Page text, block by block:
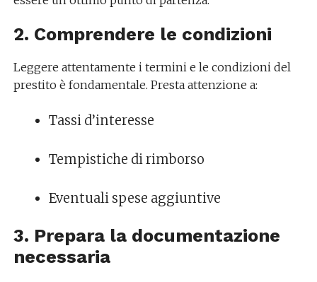
2. Comprendere le condizioni
Leggere attentamente i termini e le condizioni del
prestito è fondamentale. Presta attenzione a:
Tassi d’interesse
Tempistiche di rimborso
Eventuali spese aggiuntive
3. Prepara la documentazione
necessaria